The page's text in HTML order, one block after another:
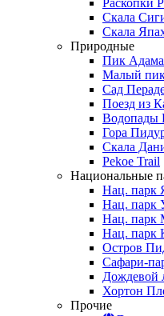
Раскопки
Скала
Скала
Природные
Пик Адама
Малый
Сад
Поезд из
Водопады
Гора
Скала
Pekoe Trail
Национальные
Нац. парк
Нац. парк
Нац. парк
Нац. парк
Остров
Сафари-
Дождевой
Хортон
Прочие